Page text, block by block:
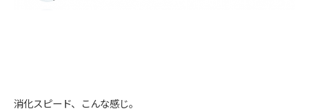
消化スピード、こんな感じ。